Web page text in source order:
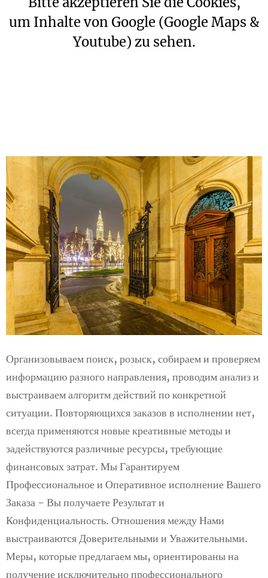
um Inhalte von Google (Google Maps &
Youtube) zu sehen.
Организовываем поиск, розыск, собираем и проверяем
информацию разного направления, проводим анализ и
выстраиваем алгоритм действий по конкретной
ситуации. Повторяющихся заказов в исполнении нет,
всегда применяются новые креативные методы и
задействуются различные ресурсы, требующие
финансовых затрат. Мы Гарантируем
Профессиональное и Оперативное исполнение Вашего
Заказа - Вы получаете Результат и
Конфиденциальность. Отношения между Нами
выстраиваются Доверительными и Уважительными.
Меры, которые предлагаем мы, ориентированы на
получение исключительно профессионального